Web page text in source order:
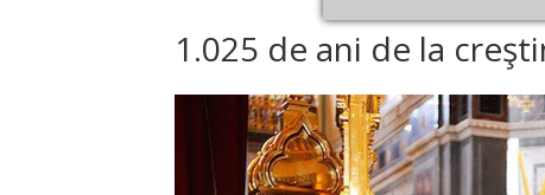
1.025 de ani de la
Octombrie Noiembrie Decembrie